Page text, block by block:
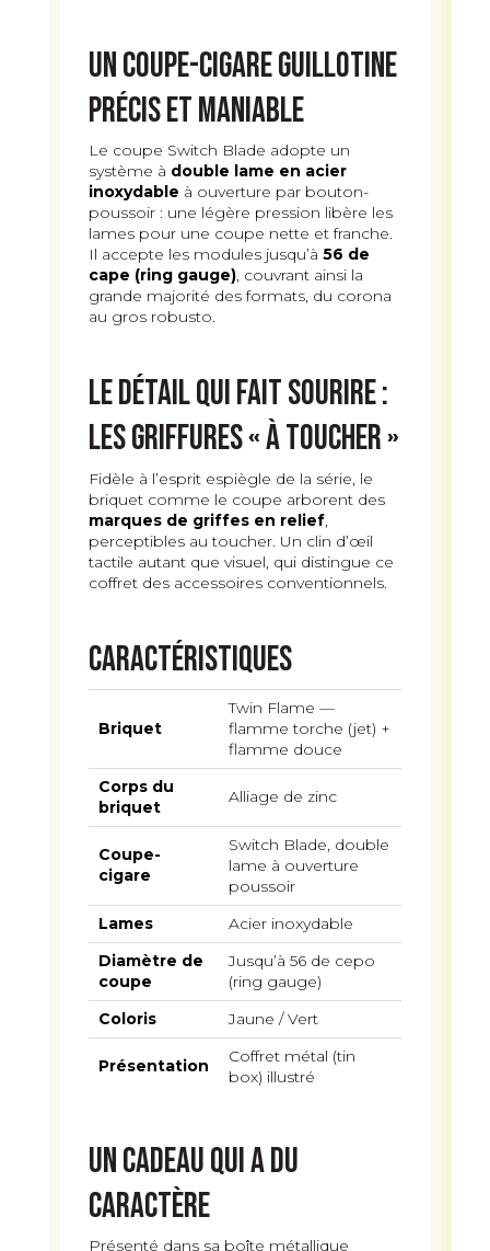
Un coupe-cigare guillotine
précis et maniable
Le coupe Switch Blade adopte un
système à double lame en acier
inoxydable à ouverture par bouton-
poussoir : une légère pression libère les
lames pour une coupe nette et franche.
Il accepte les modules jusqu’à 56 de
cape (ring gauge), couvrant ainsi la
grande majorité des formats, du corona
au gros robusto.
Le détail qui fait sourire :
les griffures « à toucher »
Fidèle à l’esprit espiègle de la série, le
briquet comme le coupe arborent des
marques de griffes en relief,
perceptibles au toucher. Un clin d’œil
tactile autant que visuel, qui distingue ce
coffret des accessoires conventionnels.
Caractéristiques
Briquet
Twin Flame —
flamme torche (jet) +
flamme douce
Corps du
briquet
Alliage de zinc
Coupe-
cigare
Switch Blade, double
lame à ouverture
poussoir
Lames
Acier inoxydable
Diamètre de
coupe
Jusqu’à 56 de cepo
(ring gauge)
Coloris
Jaune / Vert
Présentation
Coffret métal (tin
box) illustré
Un cadeau qui a du
caractère
Présenté dans sa boîte métallique